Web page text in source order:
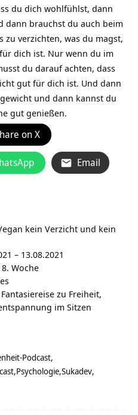
du dich wohlfühlst, dann
dann brauchst du auch beim
zu verzichten, was du magst,
dich ist. Nur wenn du im
du darauf achten, dass
gut für dich ist. Und dann
und dann kannst du
gut genießen.
on X
Email
kein Verzicht und kein
– 13.08.2021
Woche
zu Freiheit,
im Sitzen
Podcast
Psychologie Sukadev